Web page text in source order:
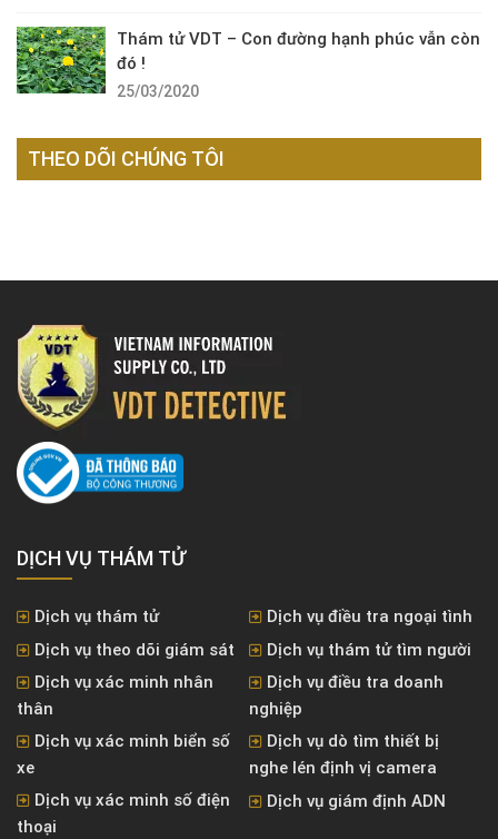
Thám tử VDT – Con đường hạnh phúc vẫn còn
đó !
25/03/2020
THEO DÕI CHÚNG TÔI
DỊCH VỤ THÁM TỬ
Dịch vụ thám tử
Dịch vụ điều tra ngoại tình
Dịch vụ theo dõi giám sát
Dịch vụ thám tử tìm người
Dịch vụ xác minh nhân
thân
Dịch vụ điều tra doanh
nghiệp
Dịch vụ xác minh biển số
xe
Dịch vụ dò tìm thiết bị
nghe lén định vị camera
Dịch vụ xác minh số điện
thoại
Dịch vụ giám định ADN